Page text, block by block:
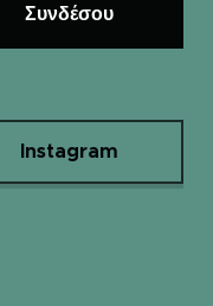
Συνδέσου
Instagram